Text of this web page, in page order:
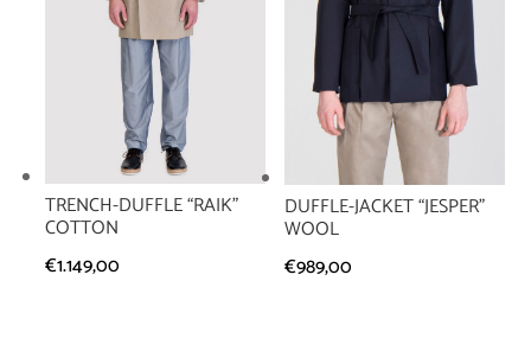
TRENCH-DUFFLE “RAIK”
COTTON
€1.149,00
DUFFLE-JACKET “JESPER”
WOOL
€989,00